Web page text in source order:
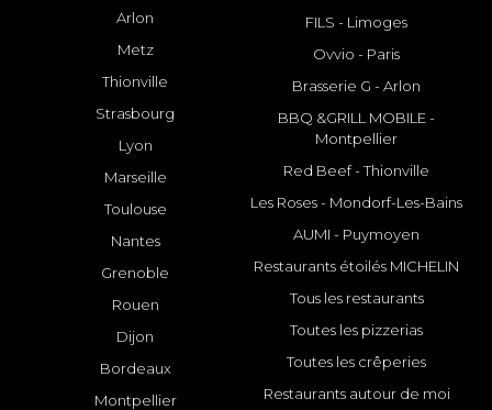
Arlon
Metz
Thionville
Strasbourg
Lyon
Marseille
Toulouse
Nantes
Grenoble
Rouen
Dijon
Bordeaux
Montpellier
FILS - Limoges
Ovvio - Paris
Brasserie G - Arlon
BBQ &GRILL MOBILE -
Montpellier
Red Beef - Thionville
Les Roses - Mondorf-Les-Bains
AUMI - Puymoyen
Restaurants étoilés MICHELIN
Tous les restaurants
Toutes les pizzerias
Toutes les crêperies
Restaurants autour de moi